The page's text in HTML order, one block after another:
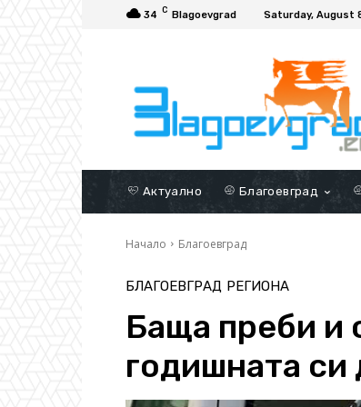
34 C Blagoevgrad Saturday, August
Актуално Благоевград
Начало Благоевград
БЛАГОЕВГРАД РЕГИОНА
Баща преби и
годишната